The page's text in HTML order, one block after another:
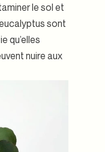
le sol et
sont
qu’elles
nuire aux